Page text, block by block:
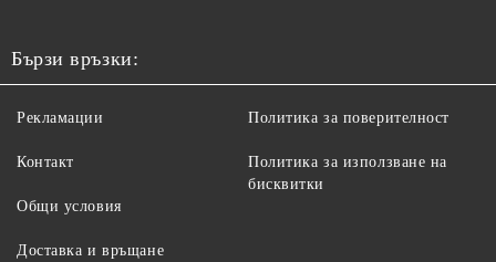
Бързи връзки:
Рекламации
Контакт
Общи условия
Доставка и връщане
Политика за поверителност
Политика за използване на
бисквитки